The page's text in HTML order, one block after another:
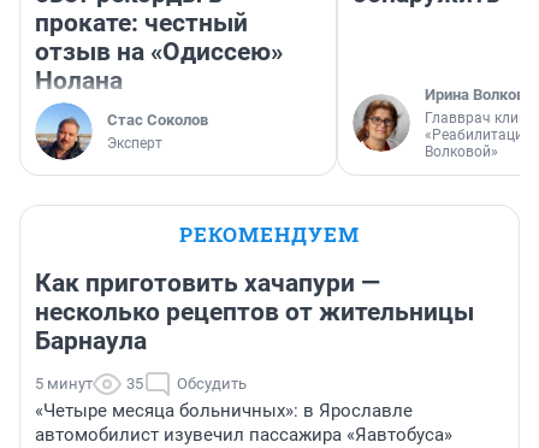
прокате: честный
отзыв на «Одиссею»
Нолана
Стас Соколов
Эксперт
Ирина Волкова
Главврач
«Реабилитация
Волковой»
РЕКОМЕНДУЕМ
Как приготовить хачапури —
несколько рецептов от жительницы
Барнаула
5 минут 35 Обсудить
«Четыре месяца больничных»: в Ярославле
автомобилист изувечил пассажира «Яавтобуса»